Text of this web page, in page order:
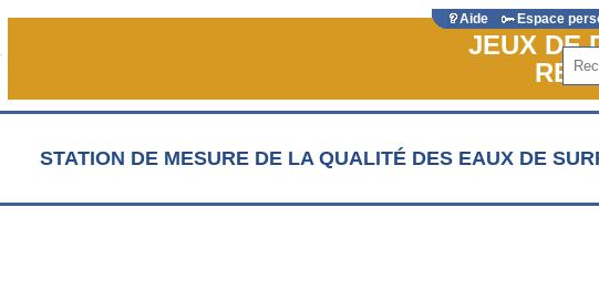
Aide Espace
JEUX DE
STATION DE MESURE DE LA QUALITÉ DES EAUX DE